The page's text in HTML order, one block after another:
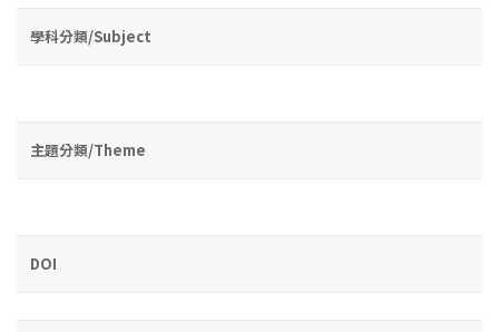
學科分類/Subject
主題分類/Theme
DOI